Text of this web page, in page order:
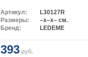
Артикул:
L30127R
Размеры:
–x–x– см.
Бренд:
LEDEME
393 руб.